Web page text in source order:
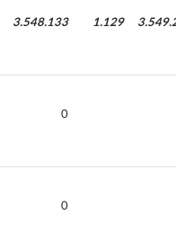
3.548.133 1.129
0
0